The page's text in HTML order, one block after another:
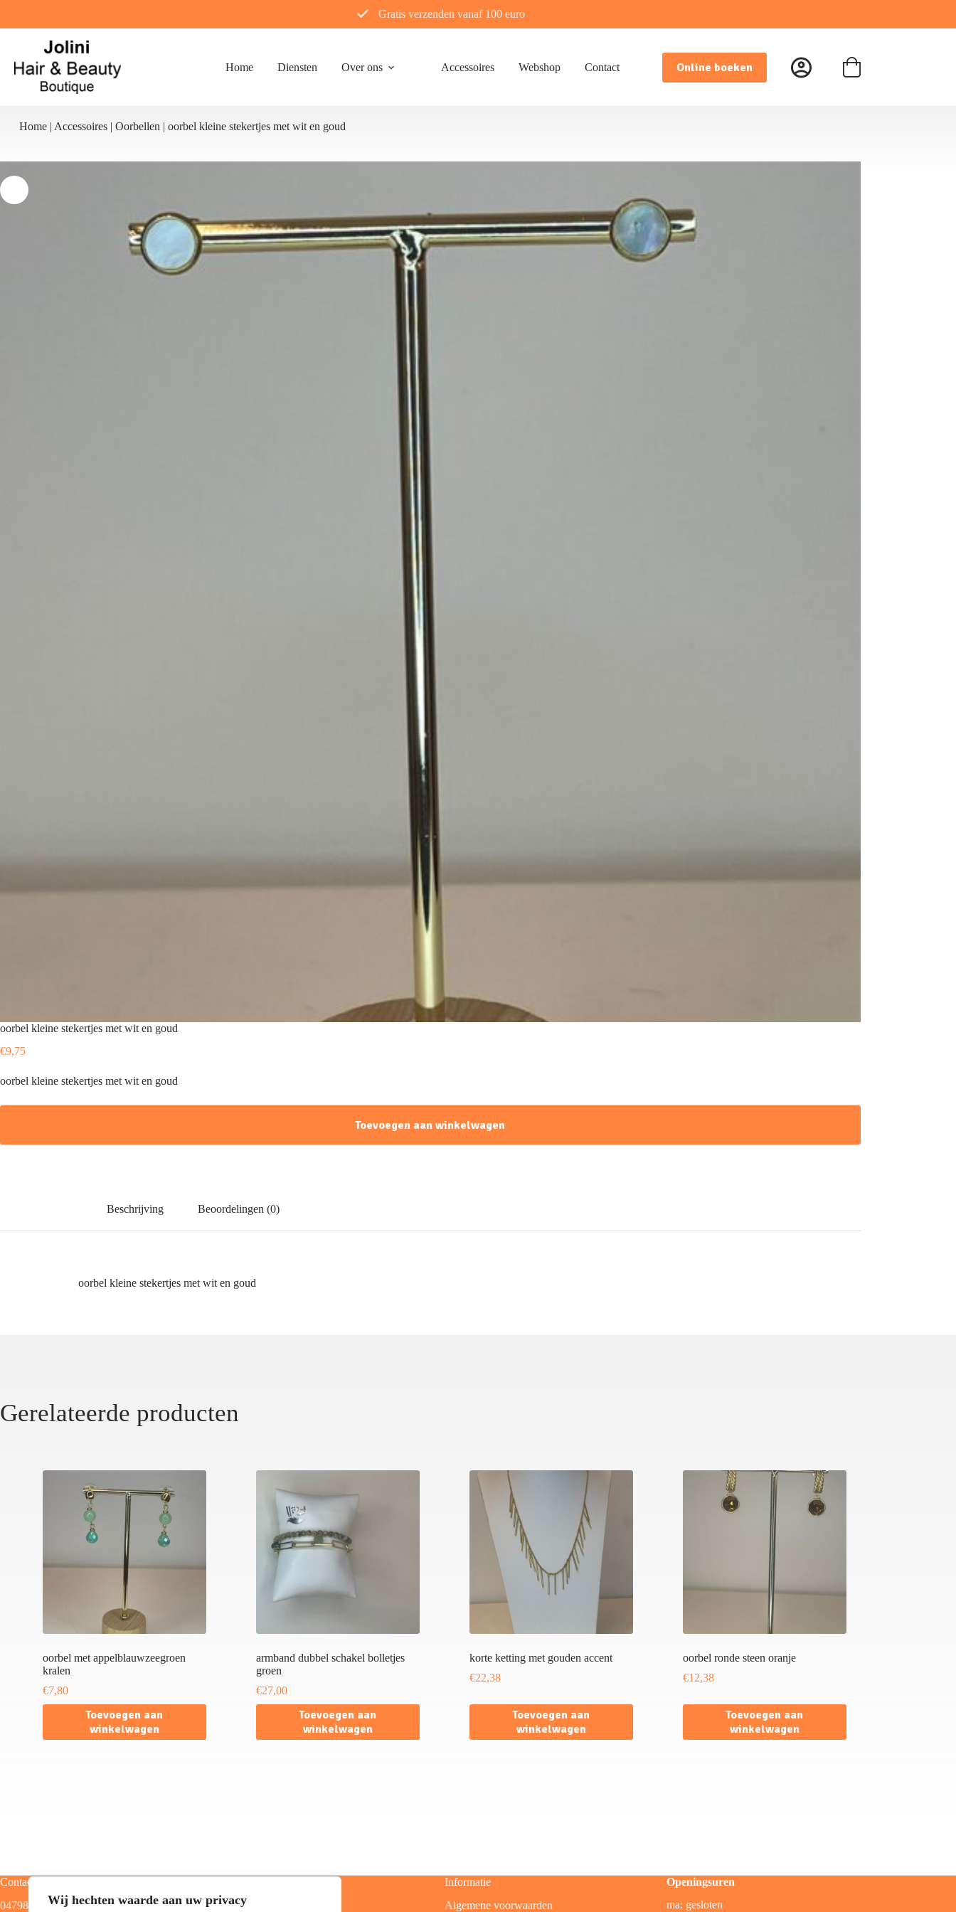
Wij hechten waarde aan uw privacy
de
Gratis verzenden vanaf 100 euro
Home Diensten Over ons Accessoires Webshop Contact Online boeken Winkelwagen
Home | Accessoires | Oorbellen | oorbel kleine stekertjes met wit en goud
oorbel kleine stekertjes met wit en goud
€9,75
oorbel kleine stekertjes met wit en goud
Toevoegen aan winkelwagen
Beschrijving Beoordelingen (0)
oorbel kleine stekertjes met wit en goud
Gerelateerde producten
oorbel met appelblauwzeegroen
kralen
€7,80
Toevoegen aan
winkelwagen
armband dubbel schakel bolletjes
groen
€27,00
Toevoegen aan
winkelwagen
korte ketting met gouden accent
€22,38
Toevoegen aan
winkelwagen
oorbel ronde steen oranje
€12,38
Toevoegen aan
winkelwagen
Contact
0479805129
Home
Informatie
Algemene voorwaarden
Openingsuren
ma: gesloten